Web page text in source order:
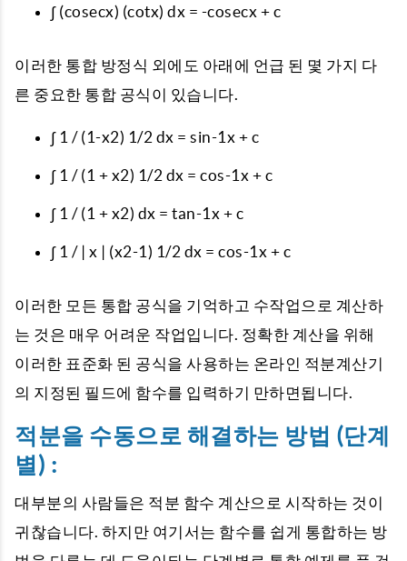
∫ (cosecx) (cotx) dx = -cosecx + c
이러한 통합 방정식 외에도 아래에 언급 된 몇 가지 다
른 중요한 통합 공식이 있습니다.
∫ 1 / (1-x2) 1/2 dx = sin-1x + c
∫ 1 / (1 + x2) 1/2 dx = cos-1x + c
∫ 1 / (1 + x2) dx = tan-1x + c
∫ 1 / | x | (x2-1) 1/2 dx = cos-1x + c
이러한 모든 통합 공식을 기억하고 수작업으로 계산하
는 것은 매우 어려운 작업입니다. 정확한 계산을 위해
이러한 표준화 된 공식을 사용하는 온라인 적분계산기
의 지정된 필드에 함수를 입력하기 만하면됩니다.
적분을 수동으로 해결하는 방법 (단계
별) :
대부분의 사람들은 적분 함수 계산으로 시작하는 것이
귀찮습니다. 하지만 여기서는 함수를 쉽게 통합하는 방